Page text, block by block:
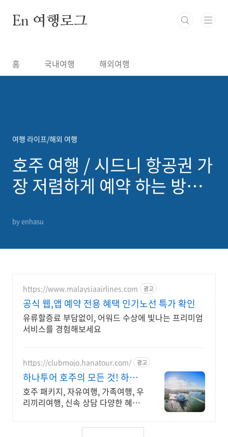
En 여행로그
홈 국내여행 해외여행
여행 라이프/해외 여행
호주 여행 / 시드니 항공권 가
장 저렴하게 예약 하는 방법
by enhasu
https://www.malaysiaairlines.com 광고
공식 웹,앱 예약 전용 혜택 인기노선 특가 확인
유류할증료 부담없이, 어워드 수상에 빛나는 프리미엄
서비스를 경험해보세요
https://clubmojo.hanatour.com/ 광고
하나투어 호주의 모든 것! 하나
투어 공식인증 예약센터
호주 패키지, 자유여행, 가족여행, 우
리끼리여행, 신속 상담 다양한 혜택